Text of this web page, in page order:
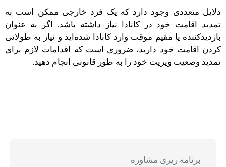
دلایل متعددی وجود دارد که یک فرد خارجی ممکن است به
تمدید اقامت خود در کانادا نیاز داشته باشد. اگر به عنوان
بازدیدکننده یا مقیم موقت وارد کانادا شده‌اید و نیاز به طولانی
کردن اقامت خود دارید، ضروری است که اقدامات لازم برای
تمدید وضعیت ویزیت خود را به طور قانونی انجام دهید.
برنامه ریزی مشاوره